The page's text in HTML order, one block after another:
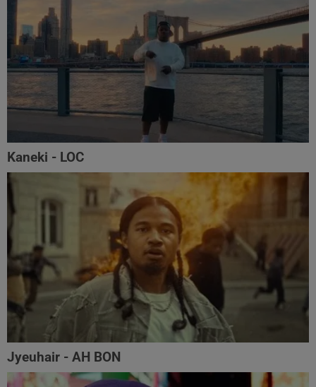
Kaneki - LOC
Jyeuhair - AH BON